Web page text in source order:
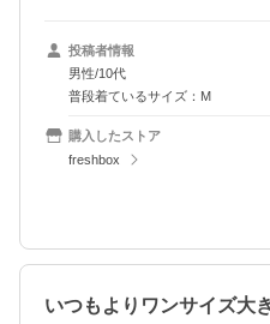
投稿者情報
男性/10代
普段着ているサイズ：M
購入したストア
freshbox